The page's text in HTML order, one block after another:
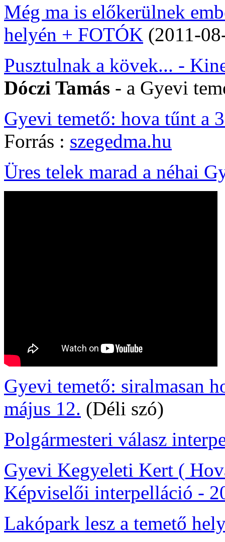
Még ma is előkerülnek
helyén + FOTÓK (2011-
Pusztulnak a kövek... -
Dóczi Tamás - a Gyevi
Gyevi temető: hova tűnt a
Forrás : szegedma.hu
Üres telek marad a néhai
Gyevi temető: siralmasan
május 12. (Déli szó)
Polgármesteri válasz
Gyevi Kegyeleti Kert (
Képviselői interpelláció -
Lakópark lesz a temető